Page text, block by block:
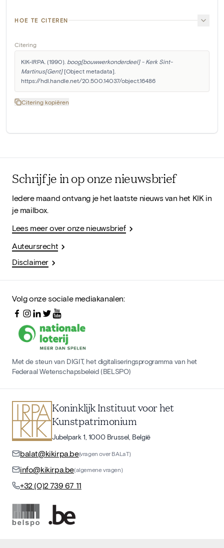
HOE TE CITEREN
Citering
KIK-IRPA. (1990). boog[bouwwerkonderdeel] - Kerk Sint-
Martinus[Gent] [Object metadata].
https://hdl.handle.net/20.500.14037/object.16486
Citering kopiëren
Schrijf je in op onze nieuwsbrief
Iedere maand ontvang je het laatste nieuws van het KIK in
je mailbox.
Lees meer over onze nieuwsbrief
Auteursrecht
Disclaimer
Volg onze sociale mediakanalen:
Met de steun van DIGIT, het digitaliseringsprogramma van het
Federaal Wetenschapsbeleid (BELSPO)
Koninklijk Instituut voor het
Kunstpatrimonium
Jubelpark 1, 1000 Brussel, België
balat@kikirpa.be(vragen over BALaT)
info@kikirpa.be(algemene vragen)
+32 (0)2 739 67 11